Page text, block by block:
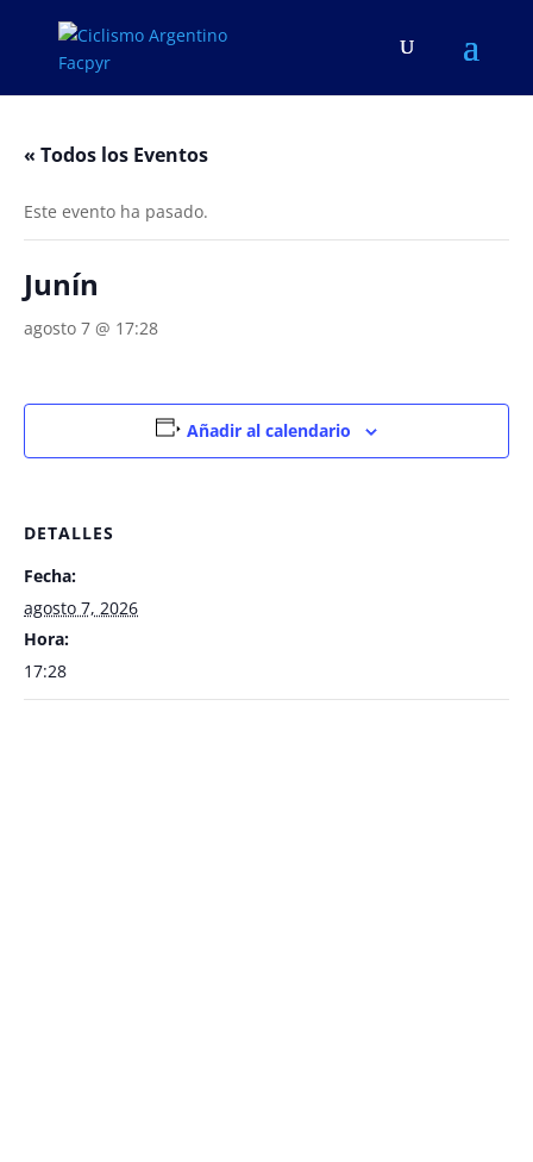
« Todos los Eventos
Este evento ha pasado.
Junín
agosto 7 @ 17:28
Añadir al calendario
DETALLES
Fecha:
agosto 7, 2026
Hora:
17:28